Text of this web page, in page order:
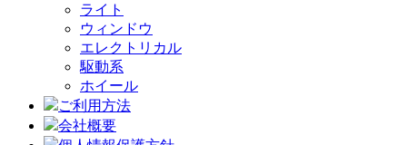
ライト
ウィンドウ
エレクトリカル
駆動系
ホイール
ご利用方法
会社概要